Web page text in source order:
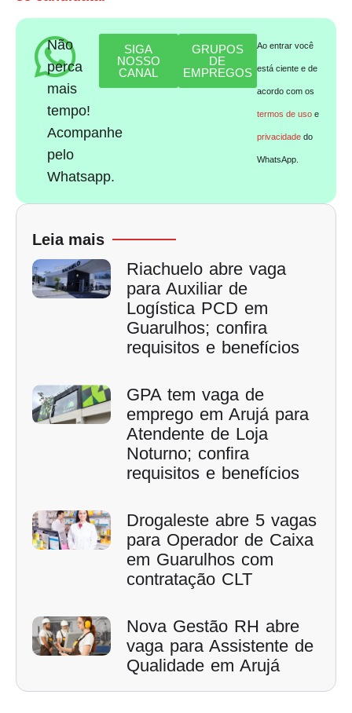
Não
perca
mais
tempo!
Acompanhe
pelo
Whatsapp.
SIGA
NOSSO
CANAL
GRUPOS
DE
EMPREGOS
Ao entrar você
está ciente e de
acordo com os
termos de uso e
privacidade do
WhatsApp.
Leia mais
Riachuelo abre vaga
para Auxiliar de
Logística PCD em
Guarulhos; confira
requisitos e benefícios
GPA tem vaga de
emprego em Arujá para
Atendente de Loja
Noturno; confira
requisitos e benefícios
Drogaleste abre 5 vagas
para Operador de Caixa
em Guarulhos com
contratação CLT
Nova Gestão RH abre
vaga para Assistente de
Qualidade em Arujá